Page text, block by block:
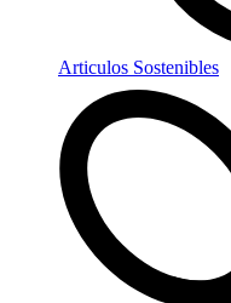
Articulos Sostenibles